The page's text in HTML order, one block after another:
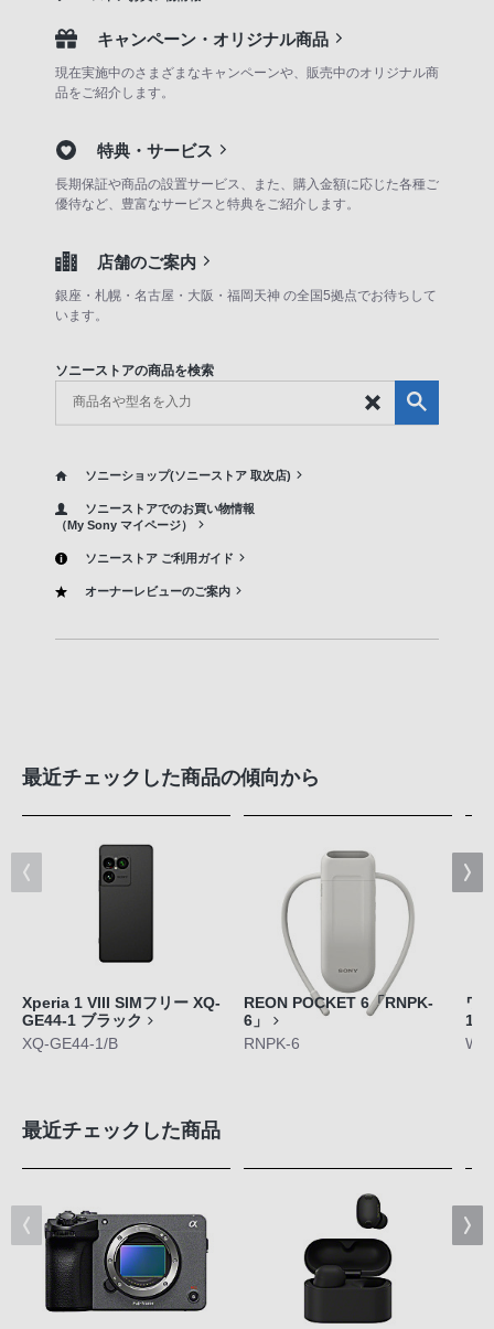
キャンペーン・オリジナル商品
現在実施中のさまざまなキャンペーンや、販売中のオリジナル商
品をご紹介します。
特典・サービス
長期保証や商品の設置サービス、また、購入金額に応じた各種ご
優待など、豊富なサービスと特典をご紹介します。
店舗のご案内
銀座・札幌・名古屋・大阪・福岡天神 の全国5拠点でお待ちして
います。
ソニーストアの商品を検索
ソニーショップ(ソニーストア 取次店)
ソニーストアでのお買い物情報
（My Sony マイページ）
ソニーストア ご利用ガイド
オーナーレビューのご案内
最近チェックした商品の傾向から
Xperia 1 VIII SIMフリー XQ-
GE44-1 ブラック
XQ-GE44-1/B
REON POCKET 6「RNPK-
6」
RNPK-6
ワ
最近チェックした商品